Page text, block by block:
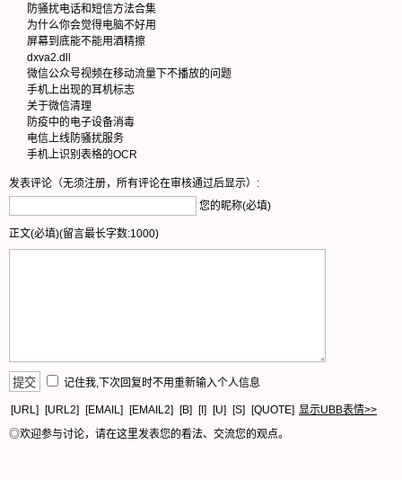
防骚扰电话和短信方法合集
为什么你会觉得电脑不好用
屏幕到底能不能用酒精擦
dxva2.dll
微信公众号视频在移动流量下不播放的问题
手机上出现的耳机标志
关于微信清理
防疫中的电子设备消毒
电信上线防骚扰服务
手机上识别表格的OCR
发表评论（无须注册，所有评论在审核通过后显示）:
您的昵称(必填)
正文(必填)(留言最长字数:1000)
记住我,下次回复时不用重新输入个人信息
[URL] [URL2] [EMAIL] [EMAIL2] [B] [I] [U] [S] [QUOTE] 显示UBB表情>>
◎欢迎参与讨论，请在这里发表您的看法、交流您的观点。